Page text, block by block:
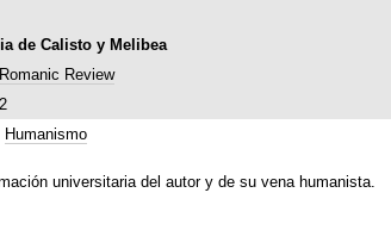
de Calisto y Melibea
Review
Humanismo
universitaria del autor y de su vena humanista.